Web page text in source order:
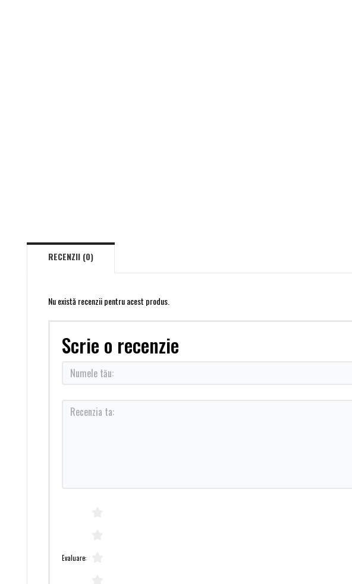
RECENZII (0)
Nu există recenzii pentru acest produs.
Scrie o recenzie
Evaluare: